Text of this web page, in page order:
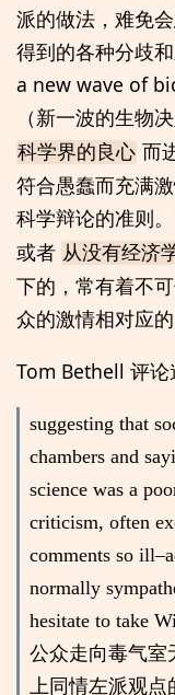
派的做法，难免
得到的各种分歧
a new wave of
（新一波的生物
科学界的良心 而
符合愚蠢而充满
科学辩论的准则
或者 从没有经济
下的，常有着不
众的激情相对应
Tom Bethell 评论
suggesting that
chambers and
science was a
criticism, often
comments so
normally
hesitate to take
公众走向毒气室
上同情左派观